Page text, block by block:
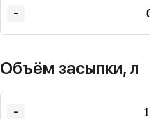
-
Объём засыпки, л
-